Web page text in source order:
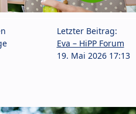
Letzter Beitrag:
Eva – HiPP Forum
19. Mai 2026 17:13